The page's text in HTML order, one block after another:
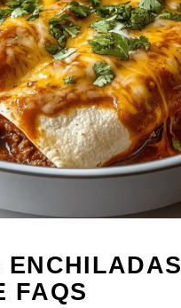
ENCHILADAS
FAQS